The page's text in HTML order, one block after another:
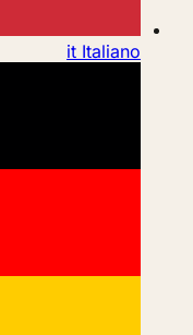
it Italiano